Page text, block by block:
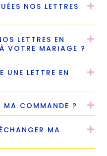
NOS LETTRES
LETTRES EN
VOTRE MARIAGE ?
UNE LETTRE EN
MA COMMANDE ?
MA